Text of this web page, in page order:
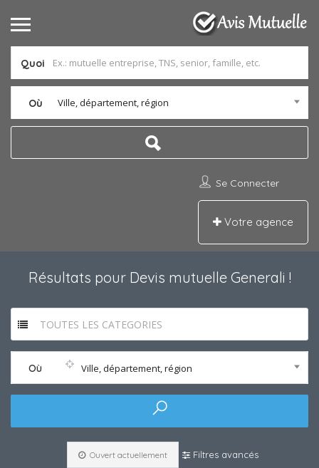
Quoi
Où Ville, département, région
Se Connecter
Votre agence
Résultats pour Devis mutuelle Generali !
TOUTES LES CATEGORIES
Où Ville, département, région
Ouvert actuellement Filtres avancés